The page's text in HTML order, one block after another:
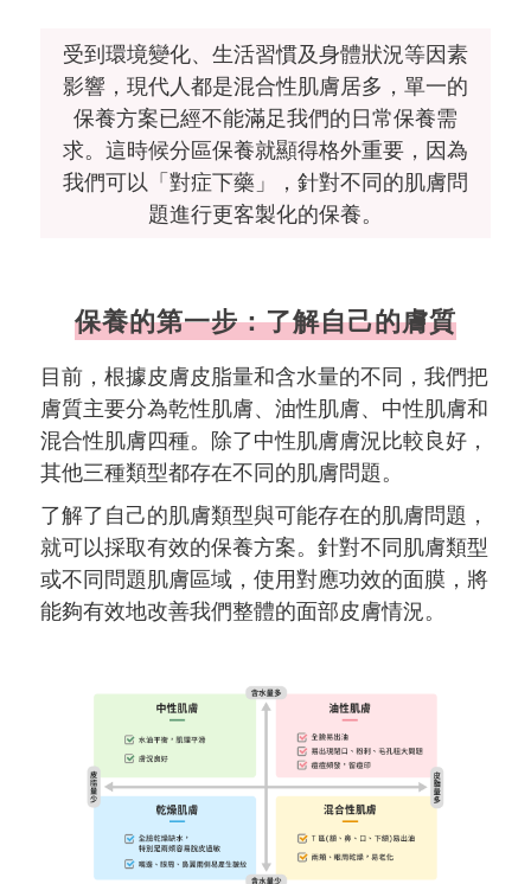
受到環境變化、生活習慣及身體狀況等因素
影響，現代人都是混合性肌膚居多，單一的
保養方案已經不能滿足我們的日常保養需
求。這時候分區保養就顯得格外重要，因為
我們可以「對症下藥」，針對不同的肌膚問
題進行更客製化的保養。
保養的第一步：了解自己的膚質
目前，根據皮膚皮脂量和含水量的不同，我們把
膚質主要分為乾性肌膚、油性肌膚、中性肌膚和
混合性肌膚四種。除了中性肌膚膚況比較良好，
其他三種類型都存在不同的肌膚問題。
了解了自己的肌膚類型與可能存在的肌膚問題，
就可以採取有效的保養方案。針對不同肌膚類型
或不同問題肌膚區域，使用對應功效的面膜，將
能夠有效地改善我們整體的面部皮膚情況。